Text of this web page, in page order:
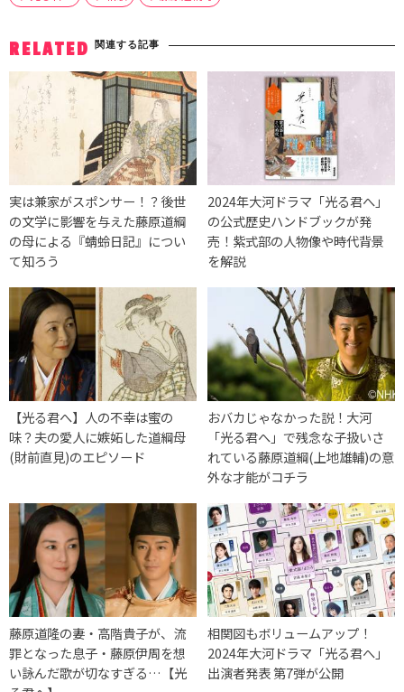
RELATED 関連する記事
実は兼家がスポンサー！？後世
の文学に影響を与えた藤原道綱
の母による『蜻蛉日記』につい
て知ろう
2024年大河ドラマ「光る君へ」
の公式歴史ハンドブックが発
売！紫式部の人物像や時代背景
を解説
【光る君へ】人の不幸は蜜の
味？夫の愛人に嫉妬した道綱母
(財前直見)のエピソード
おバカじゃなかった説！大河
「光る君へ」で残念な子扱いさ
れている藤原道綱(上地雄輔)の意
外な才能がコチラ
藤原道隆の妻・高階貴子が、流
罪となった息子・藤原伊周を想
い詠んだ歌が切なすぎる…【光
相関図もボリュームアップ！
2024年大河ドラマ「光る君へ」
出演者発表 第7弾が公開